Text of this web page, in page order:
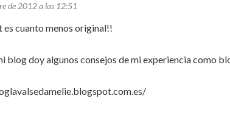
de 2012 a las 12:51
es cuanto menos original!!
blog doy algunos consejos de mi experiencia como